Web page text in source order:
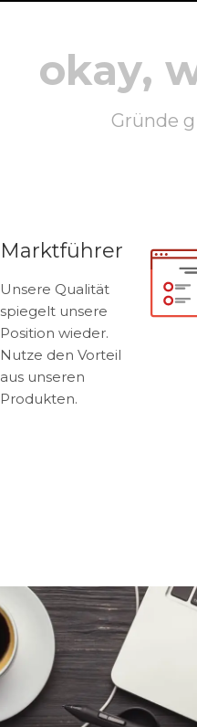
okay,
Gründe
Marktführer
Unsere Qualität
spiegelt unsere
Position wieder.
Nutze den Vorteil
aus unseren
Produkten.